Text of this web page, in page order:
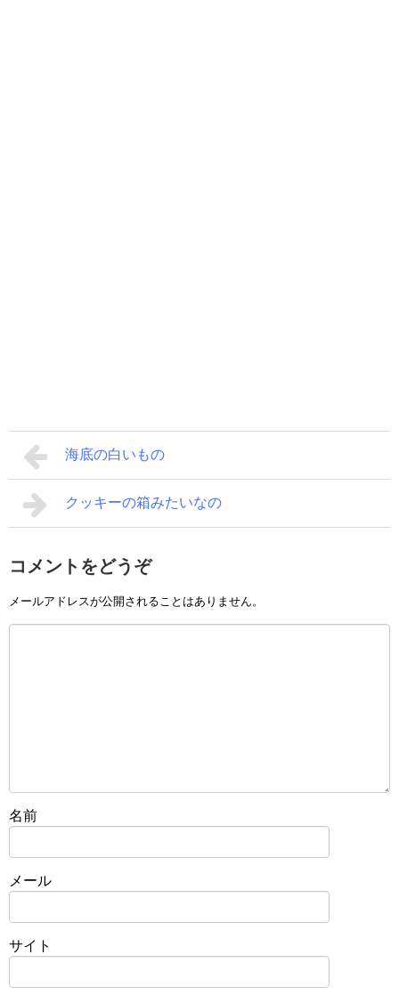
海底の白いもの
クッキーの箱みたいなの
コメントをどうぞ
メールアドレスが公開されることはありません。
名前
メール
サイト